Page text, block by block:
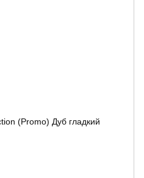
(Promo) Дуб гладкий